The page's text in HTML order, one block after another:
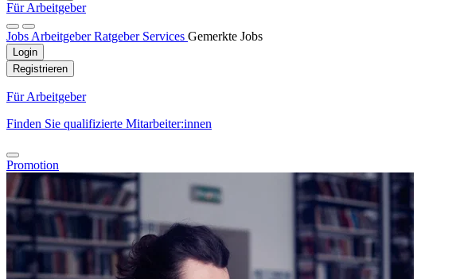
Für Arbeitgeber
Jobs ArbeitgeberRatgeber Services Gemerkte Jobs
Login
Registrieren
Für Arbeitgeber
Finden Sie qualifizierte Mitarbeiter:innen
Promotion